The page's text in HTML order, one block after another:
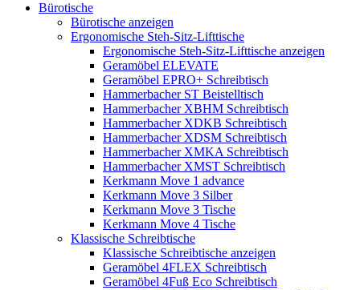
Bürotische
Bürotische anzeigen
Ergonomische Steh-Sitz-Lifttische
Ergonomische Steh-Sitz-Lifttische anzeigen
Geramöbel ELEVATE
Geramöbel EPRO+ Schreibtisch
Hammerbacher ST Beistelltisch
Hammerbacher XBHM Schreibtisch
Hammerbacher XDKB Schreibtisch
Hammerbacher XDSM Schreibtisch
Hammerbacher XMKA Schreibtisch
Hammerbacher XMST Schreibtisch
Kerkmann Move 1 advance
Kerkmann Move 3 Silber
Kerkmann Move 3 Tische
Kerkmann Move 4 Tische
Klassische Schreibtische
Klassische Schreibtische anzeigen
Geramöbel 4FLEX Schreibtisch
Geramöbel 4Fuß Eco Schreibtisch